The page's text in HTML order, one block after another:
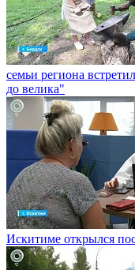
семьи региона
до велика"
Искитиме открылся